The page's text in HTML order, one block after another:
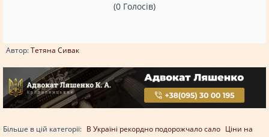
(0 Голосів)
Автор:Тетяна Сивак
Більше в цій категорії: В Україні рекордно подорожчало сало Ціни на